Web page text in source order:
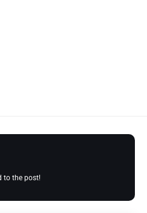
to the post!